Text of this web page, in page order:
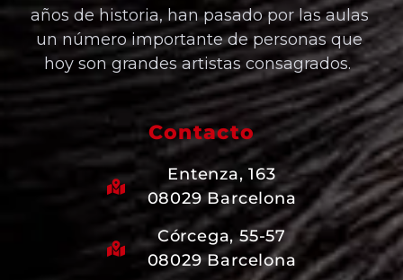
años de historia, han pasado por las aulas
un número importante de personas que
hoy son grandes artistas consagrados.
Contacto
Entenza, 163
08029 Barcelona
Córcega, 55-57
08029 Barcelona